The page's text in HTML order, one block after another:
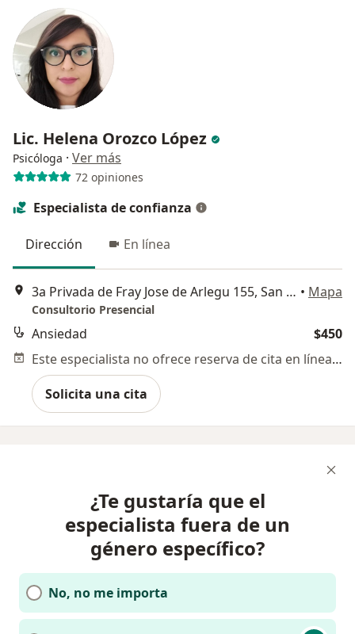
Lic. Helena Orozco López
Psicóloga · Ver más
72 opiniones
Especialista de confianza
Dirección En línea
3a Privada de Fray Jose de Arlegu 155, San Luis Potosi • Mapa
Consultorio Presencial
Ansiedad
$450
Este especialista no ofrece reserva de cita en línea en esta dirección.
Solicita una cita
¿Te gustaría que el
especialista fuera de un
género específico?
No, no me importa